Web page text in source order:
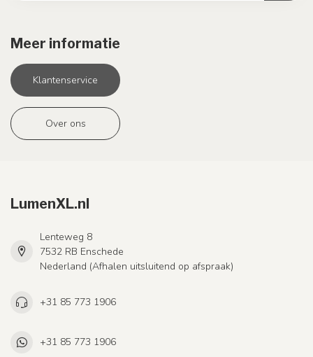
Meer informatie
Klantenservice
Over ons
LumenXL.nl
Lenteweg 8
7532 RB Enschede
Nederland (Afhalen uitsluitend op afspraak)
+31 85 773 1906
+31 85 773 1906